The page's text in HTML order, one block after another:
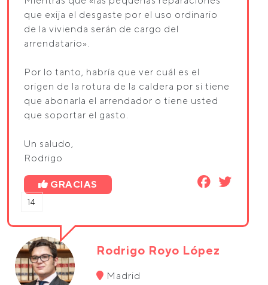
que exija el desgaste por el uso ordinario
de la vivienda serán de cargo del
arrendatario».
Por lo tanto, habría que ver cuál es el
origen de la rotura de la caldera por si tiene
que abonarla el arrendador o tiene usted
que soportar el gasto.
Un saludo,
Rodrigo
GRACIAS
14
Rodrigo Royo López
Madrid